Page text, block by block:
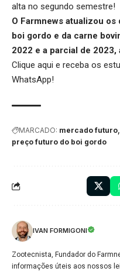
alta no segundo semestre!
O Farmnews atualizou
boi gordo e da carne
2022 e a parcial de 2023,
Clique aqui e receba os
WhatsApp!
MARCADO: mercado futuro
preço futuro do boi gordo
IVAN FORMIGONI
Zootecnista, Fundador do
informações úteis aos nossos